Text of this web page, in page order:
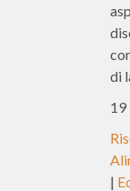
di
19
|